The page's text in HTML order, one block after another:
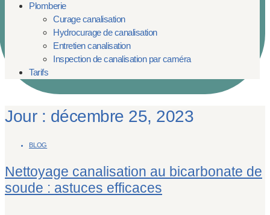
Plomberie
Curage canalisation
Hydrocurage de canalisation
Entretien canalisation
Inspection de canalisation par caméra
Tarifs
Jour : décembre 25, 2023
BLOG
Nettoyage canalisation au bicarbonate de
soude : astuces efficaces